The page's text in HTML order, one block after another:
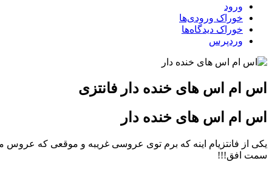
ورود
خوراک ورودی‌ها
خوراک دیدگاه‌ها
وردپرس
اس ام اس های خنده دار فانتزی
اس ام اس های خنده دار
یکی از فانتزیام اینه که برم توی عروسی غریبه و موقعی که عروس
سمت افق!!!